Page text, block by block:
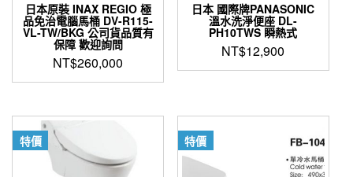
日本原裝 INAX REGIO 極
品免治電腦馬桶 DV-R115-
VL-TW/BKG 公司貨品質有
保障 歡迎詢問
NT$260,000
日本 國際牌PANASONIC
溫水洗淨便座 DL-
PH10TWS 瞬熱式
NT$12,900
特價 特價